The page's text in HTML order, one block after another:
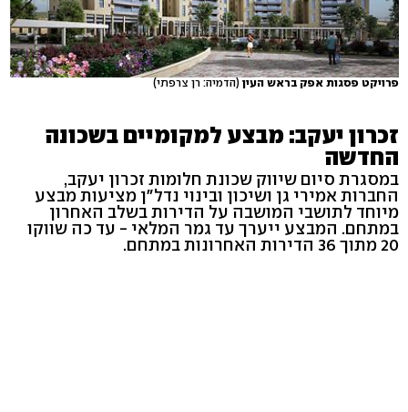
פרויקט פסגות אפק בראש העין (הדמיה: רן צרפתי)
זכרון יעקב: מבצע למקומיים בשכונה
החדשה
במסגרת סיום שיווק שכונת חלומות זכרון יעקב,
החברות אמירי גן ושיכון ובינוי נדל"ן מציעות מבצע
מיוחד לתושבי המושבה על הדירות בשלב האחרון
במתחם. המבצע ייערך עד גמר המלאי - עד כה שווקו
20 מתוך 36 הדירות האחרונות במתחם.